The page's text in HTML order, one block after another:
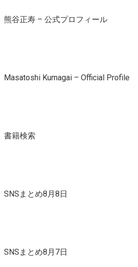
熊谷正寿 – 公式プロフィール
Masatoshi Kumagai – Official Profile
書籍検索
SNSまとめ8月8日
SNSまとめ8月7日